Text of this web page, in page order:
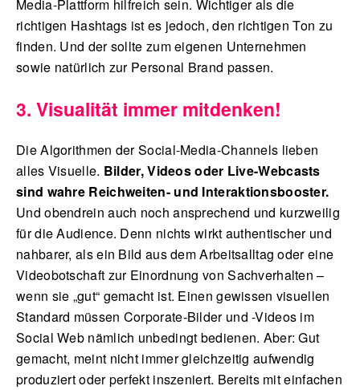
Media-Plattform hilfreich sein. Wichtiger als die
richtigen Hashtags ist es jedoch, den richtigen Ton zu
finden. Und der sollte zum eigenen Unternehmen
sowie natürlich zur Personal Brand passen.
3. Visualität immer mitdenken!
Die Algorithmen der Social-Media-Channels lieben
alles Visuelle. Bilder, Videos oder Live-Webcasts
sind wahre Reichweiten- und Interaktionsbooster.
Und obendrein auch noch ansprechend und kurzweilig
für die Audience. Denn nichts wirkt authentischer und
nahbarer, als ein Bild aus dem Arbeitsalltag oder eine
Videobotschaft zur Einordnung von Sachverhalten –
wenn sie „gut“ gemacht ist. Einen gewissen visuellen
Standard müssen Corporate-Bilder und -Videos im
Social Web nämlich unbedingt bedienen. Aber: Gut
gemacht, meint nicht immer gleichzeitig aufwendig
produziert oder perfekt inszeniert. Bereits mit einfachen